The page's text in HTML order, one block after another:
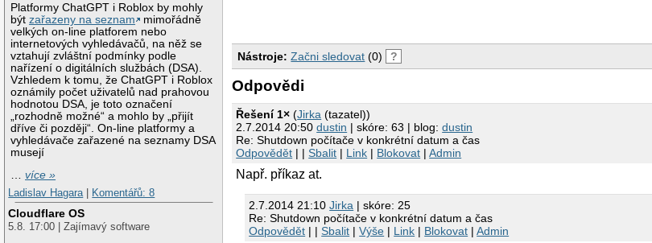
Platformy ChatGPT i Roblox by mohly
býtzařazeny na seznam
mimořádně
velkých on-line platforem nebo
internetových vyhledávačů, na něž se
vztahují zvláštní podmínky podle
nařízení o digitálních službách (DSA).
Vzhledem k tomu, že ChatGPT i Roblox
oznámily počet uživatelů nad prahovou
hodnotou DSA, je toto označení
„rozhodně možné“ a mohlo by „přijít
dříve či později“. On-line platformy a
vyhledávače zařazené na seznamy DSA
musejí
…více »
Ladislav Hagara
Komentářů: 8
Cloudflare OS
5.8. 17:00 | Zajímavý software
Nástroje: Začni sledovat (0) ?
Odpovědi
Řešení 1× (Jirka (tazatel))
2.7.2014 20:50dustin | skóre: 63 | blog:dustin
Re: Shutdown počítače v konkrétní datum a čas
Odpovědět | |Sbalit | Link | Blokovat |Admin
Např. příkaz at.
2.7.2014 21:10Jirka | skóre: 25
Re: Shutdown počítače v konkrétní datum a čas
Odpovědět | |Sbalit |Výše | Link | Blokovat |Admin